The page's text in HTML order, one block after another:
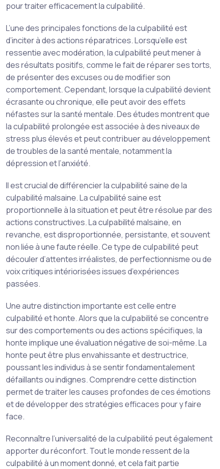
pour traiter efficacement la culpabilité.
L’une des principales fonctions de la culpabilité est
d’inciter à des actions réparatrices. Lorsqu’elle est
ressentie avec modération, la culpabilité peut mener à
des résultats positifs, comme le fait de réparer ses torts,
de présenter des excuses ou de modifier son
comportement. Cependant, lorsque la culpabilité devient
écrasante ou chronique, elle peut avoir des effets
néfastes sur la santé mentale. Des études montrent que
la culpabilité prolongée est associée à des niveaux de
stress plus élevés et peut contribuer au développement
de troubles de la santé mentale, notamment la
dépression et l’anxiété.
Il est crucial de différencier la culpabilité saine de la
culpabilité malsaine. La culpabilité saine est
proportionnelle à la situation et peut être résolue par des
actions constructives. La culpabilité malsaine, en
revanche, est disproportionnée, persistante, et souvent
non liée à une faute réelle. Ce type de culpabilité peut
découler d’attentes irréalistes, de perfectionnisme ou de
voix critiques intériorisées issues d’expériences
passées.
Une autre distinction importante est celle entre
culpabilité et honte. Alors que la culpabilité se concentre
sur des comportements ou des actions spécifiques, la
honte implique une évaluation négative de soi-même. La
honte peut être plus envahissante et destructrice,
poussant les individus à se sentir fondamentalement
défaillants ou indignes. Comprendre cette distinction
permet de traiter les causes profondes de ces émotions
et de développer des stratégies efficaces pour y faire
face.
Reconnaître l’universalité de la culpabilité peut également
apporter du réconfort. Tout le monde ressent de la
culpabilité à un moment donné, et cela fait partie